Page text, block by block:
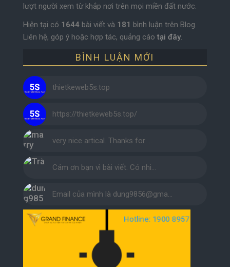
lượt người xem từ khắp nơi trên mọi miền đất nước.
Hiện tại có 1644bài viết và 181 bình luận trên Blog.
Liên hệ, góp ý hoặc hợp tác, quảng cáotại đây.
BÌNH LUẬN MỚI
thietkeweb5s.top
https://thietkeweb5s.top/
very nice artical. Thanks for …
Cám ơn bạn vì bài viết. Có nhi…
Email của mình là dung9856@gma…